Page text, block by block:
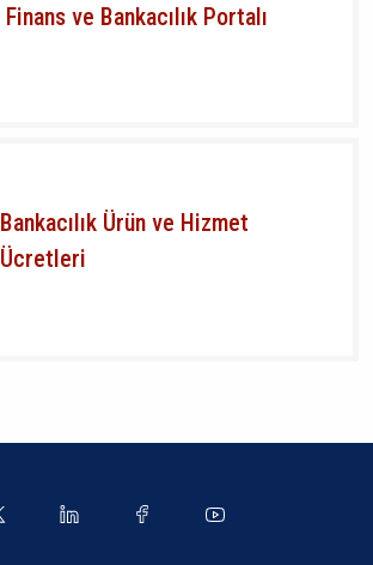
Finans ve Bankacılık Portalı
Bankacılık Ürün ve Hizmet
Ücretleri